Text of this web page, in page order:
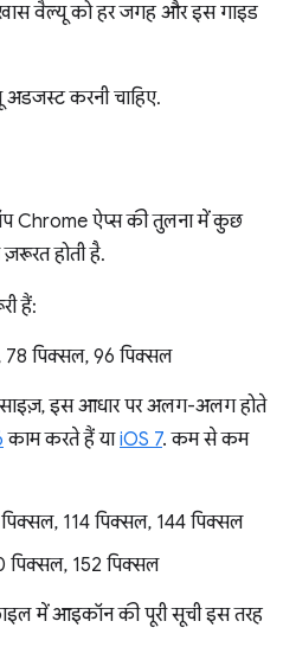
वैल्यू को हर जगह और इस गाइड
करनी चाहिए.
Chrome ऐप्स की तुलना में कुछ
होती है.
हैं:
पिक्सल, 96 पिक्सल
इस आधार पर अलग-अलग होते
काम करते हैं याiOS 7. कम से कम
114 पिक्सल, 144 पिक्सल
पिक्सल, 152 पिक्सल
में आइकॉन की पूरी सूची इस तरह